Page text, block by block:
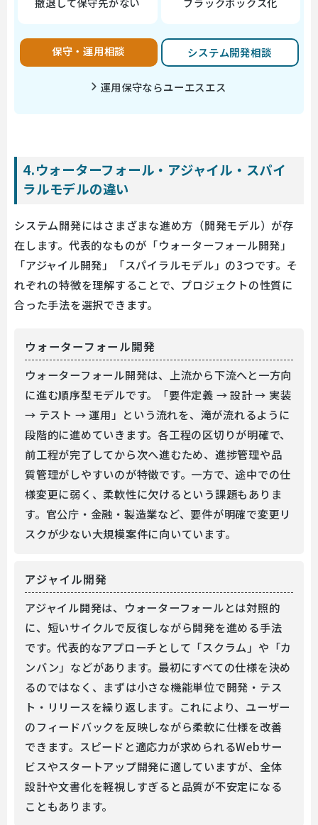
保守・運用相談 システム開発相談
運用保守ならユーエスエス
4.ウォーターフォール・アジャイル・スパイ
ラルモデルの違い
システム開発にはさまざまな進め方（開発モデル）が存
在します。代表的なものが「ウォーターフォール開発」
「アジャイル開発」「スパイラルモデル」の3つです。そ
れぞれの特徴を理解することで、プロジェクトの性質に
合った手法を選択できます。
ウォーターフォール開発
ウォーターフォール開発は、上流から下流へと一方向
に進む順序型モデルです。「要件定義 → 設計 → 実装
→ テスト → 運用」という流れを、滝が流れるように
段階的に進めていきます。各工程の区切りが明確で、
前工程が完了してから次へ進むため、進捗管理や品
質管理がしやすいのが特徴です。一方で、途中での仕
様変更に弱く、柔軟性に欠けるという課題もありま
す。官公庁・金融・製造業など、要件が明確で変更リ
スクが少ない大規模案件に向いています。
アジャイル開発
アジャイル開発は、ウォーターフォールとは対照的
に、短いサイクルで反復しながら開発を進める手法
です。代表的なアプローチとして「スクラム」や「カ
ンバン」などがあります。最初にすべての仕様を決め
るのではなく、まずは小さな機能単位で開発・テス
ト・リリースを繰り返します。これにより、ユーザー
のフィードバックを反映しながら柔軟に仕様を改善
できます。スピードと適応力が求められるWebサー
ビスやスタートアップ開発に適していますが、全体
設計や文書化を軽視しすぎると品質が不安定になる
こともあります。